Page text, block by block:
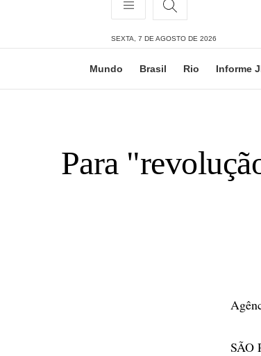
SEXTA, 7 DE AGOSTO DE 2026
Mundo Brasil Rio Informe
Para
SÃO